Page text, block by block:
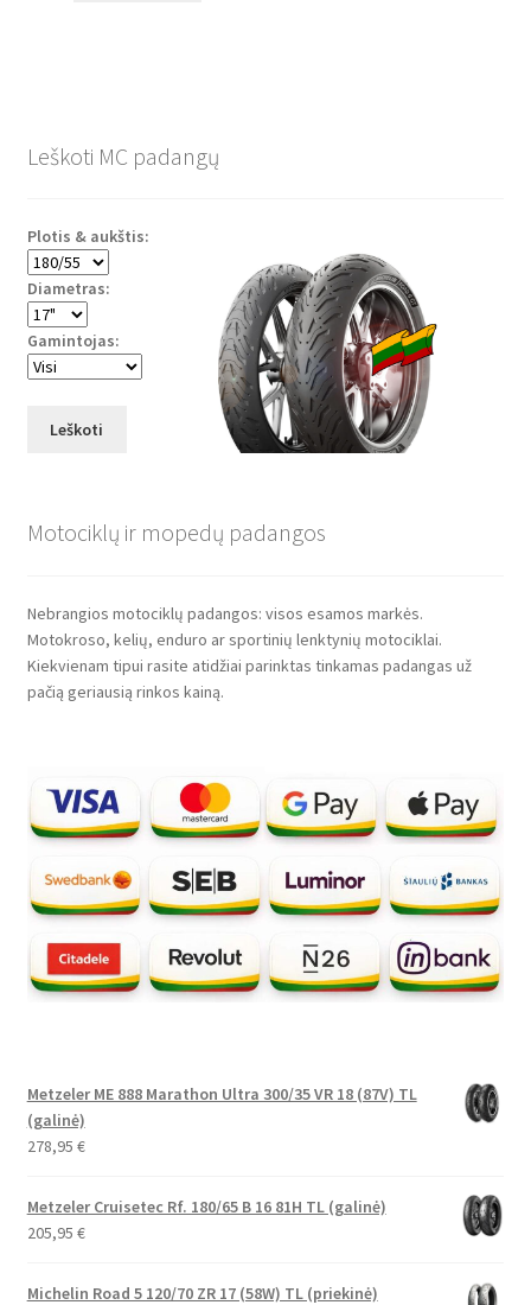
Leškoti MC padangų
Plotis & aukštis:
Diametras:
Gamintojas:
Leškoti
Motociklų ir mopedų padangos
Nebrangios motociklų padangos: visos esamos markės.
Motokroso, kelių, enduro ar sportinių lenktynių motociklai.
Kiekvienam tipui rasite atidžiai parinktas tinkamas padangas už
pačią geriausią rinkos kainą.
Metzeler ME 888 Marathon Ultra 300/35 VR 18 (87V) TL
(galinė)
278,95 €
Metzeler Cruisetec Rf. 180/65 B 16 81H TL (galinė)
205,95 €
Michelin Road 5 120/70 ZR 17 (58W) TL (priekinė)